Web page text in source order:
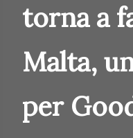
torna a
Malta,
per